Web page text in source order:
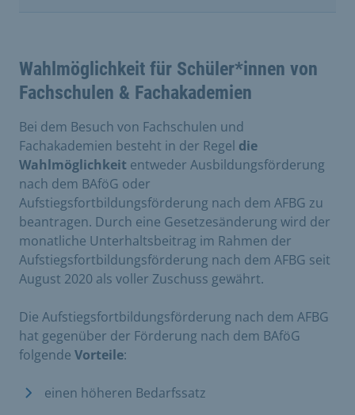
Wahlmöglichkeit für Schüler*innen von
Fachschulen & Fachakademien
Bei dem Besuch von Fachschulen und
Fachakademien besteht in der Regel die
Wahlmöglichkeit entweder Ausbildungsförderung
nach dem BAföG oder
Aufstiegsfortbildungsförderung nach dem AFBG zu
beantragen. Durch eine Gesetzesänderung wird der
monatliche Unterhaltsbeitrag im Rahmen der
Aufstiegsfortbildungsförderung nach dem AFBG seit
August 2020 als voller Zuschuss gewährt.
Die Aufstiegsfortbildungsförderung nach dem AFBG
hat gegenüber der Förderung nach dem BAföG
folgende Vorteile:
einen höheren Bedarfssatz